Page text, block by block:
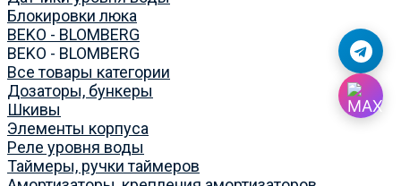
Блокировки люка
BEKO - BLOMBERG
BEKO - BLOMBERG
Все товары категории
Дозаторы, бункеры
Шкивы
Элементы корпуса
Реле уровня воды
Таймеры, ручки таймеров